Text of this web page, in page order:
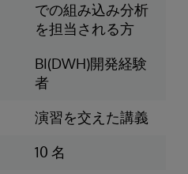
での組み込み分析
を担当される方
BI(DWH)開発経験
者
演習を交えた講義
10 名